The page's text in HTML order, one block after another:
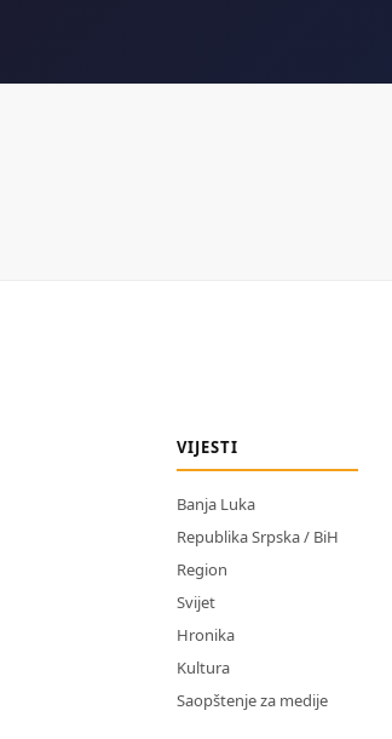
VIJESTI
Banja Luka
Republika Srpska / BiH
Region
Svijet
Hronika
Kultura
Saopštenje za medije